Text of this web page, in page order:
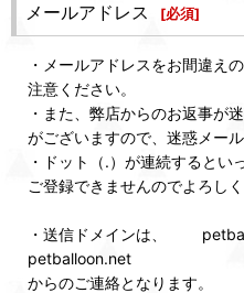
メールアドレス [必須]
・メールアドレスをお間違え
注意ください。
・また、弊店からのお返事が
がございますので、迷惑メー
・ドット（.）が連続するとい
ご登録できませんのでよろし
・送信ドメインは、
petballoon.net
からのご連絡となります。